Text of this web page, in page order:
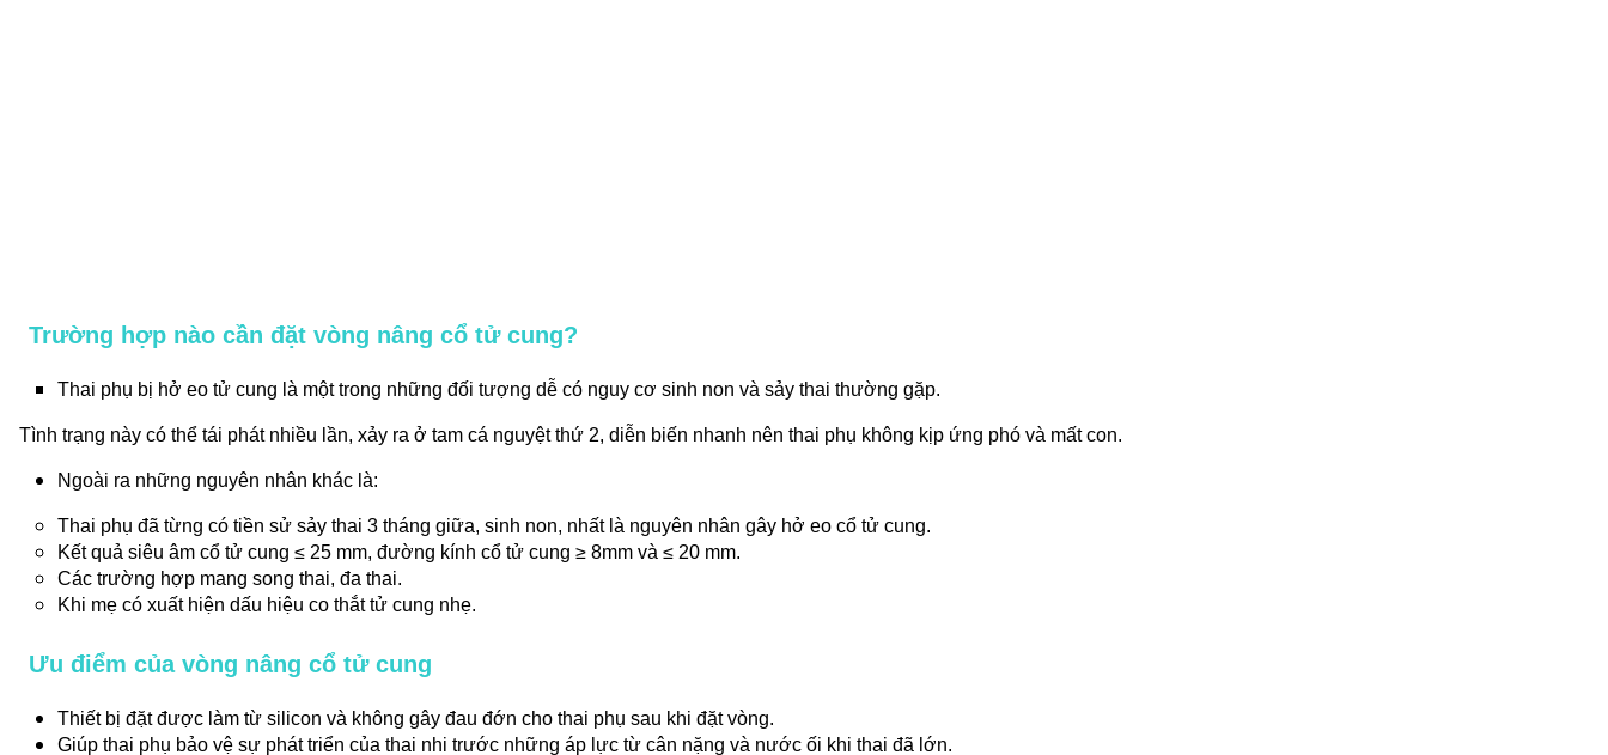
Trường hợp nào cần đặt vòng nâng cổ tử cung?
Thai phụ bị hở eo tử cung là một trong những đối tượng dễ có nguy cơ sinh non và sảy thai thường gặp.
Tình trạng này có thể tái phát nhiều lần, xảy ra ở tam cá nguyệt thứ 2, diễn biến nhanh nên thai phụ không kịp ứng phó và mất con.
Ngoài ra những nguyên nhân khác là:
Thai phụ đã từng có tiền sử sảy thai 3 tháng giữa, sinh non, nhất là nguyên nhân gây hở eo cổ tử cung.
Kết quả siêu âm cổ tử cung ≤ 25 mm, đường kính cổ tử cung ≥ 8mm và ≤ 20 mm.
Các trường hợp mang song thai, đa thai.
Khi mẹ có xuất hiện dấu hiệu co thắt tử cung nhẹ.
Ưu điểm của vòng nâng cổ tử cung
Thiết bị đặt được làm từ silicon và không gây đau đớn cho thai phụ sau khi đặt vòng.
Giúp thai phụ bảo vệ sự phát triển của thai nhi trước những áp lực từ cân nặng và nước ối khi thai đã lớn.